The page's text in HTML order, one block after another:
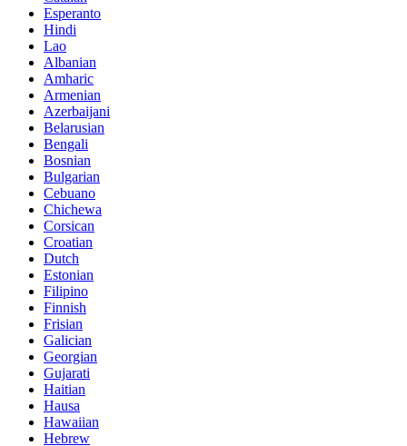
Esperanto
Hindi
Lao
Albanian
Amharic
Armenian
Azerbaijani
Belarusian
Bengali
Bosnian
Bulgarian
Cebuano
Chichewa
Corsican
Croatian
Dutch
Estonian
Filipino
Finnish
Frisian
Galician
Georgian
Gujarati
Haitian
Hausa
Hawaiian
Hebrew